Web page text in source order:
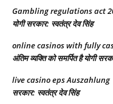
Gambling regulations act
योगी सरकार: स्वतंत्र देव सिंह
online casinos with fully
अंतिम व्यक्ति को समर्पित है योगी
live casino eps Auszahlung
सरकार: स्वतंत्र देव सिंह